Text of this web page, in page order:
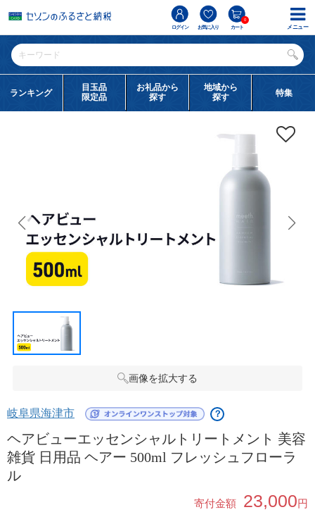
ログイン お気に入り カート
0
ランキング
目玉品
限定品
お礼品から
探す
地域から
探す
特集
画像を拡大する
岐阜県海津市 ？
ヘアビューエッセンシャルトリートメント 美容
雑貨 日用品 ヘアー 500ml フレッシュフローラ
ル
寄付金額 23,000円
メニュー